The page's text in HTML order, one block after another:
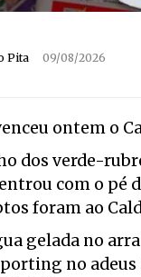
Pita 09/08/2026
ontem o
dos verde-
com o pé
foram ao
gelada no
no adeus